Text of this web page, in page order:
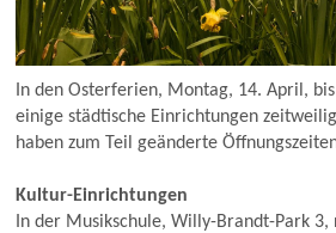
In den Osterferien, Montag, 14. April,
einige städtische Einrichtungen
haben zum Teil geänderte
Kultur-Einrichtungen
In der Musikschule, Willy-Brandt-Park